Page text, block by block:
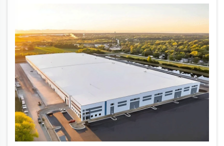
systemów drzwiowych hangarów lotniczych,
różnych...